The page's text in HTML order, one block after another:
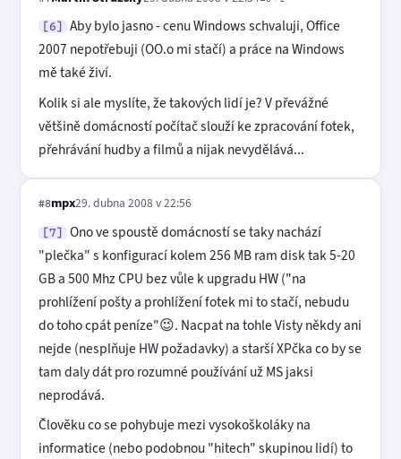
[6]
Aby bylo jasno - cenu Windows schvaluji, Office
2007 nepotřebuji (OO.o mi stačí) a práce na Windows
mě také živí.
Kolik si ale myslíte, že takových lidí je? V převážné
většině domácností počítač slouží ke zpracování fotek,
přehrávání hudby a filmů a nijak nevydělává...
#8mpx29. dubna 2008 v 22:56
[7]
Ono ve spoustě domácností se taky nachází
"plečka" s konfigurací kolem 256 MB ram disk tak 5-20
GB a 500 Mhz CPU bez vůle k upgradu HW ("na
prohlížení pošty a prohlížení fotek mi to stačí, nebudu
do toho cpát peníze"😉. Nacpat na tohle Visty někdy ani
nejde (nesplňuje HW požadavky) a starší XPčka co by se
tam daly dát pro rozumné používání už MS jaksi
neprodává.
Člověku co se pohybuje mezi vysokoškoláky na
informatice (nebo podobnou "hitech" skupinou lidí) to